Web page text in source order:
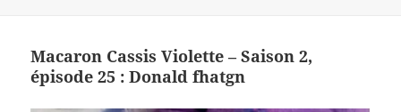
Macaron Cassis Violette – Saison 2,
épisode 25 : Donald fhatgn